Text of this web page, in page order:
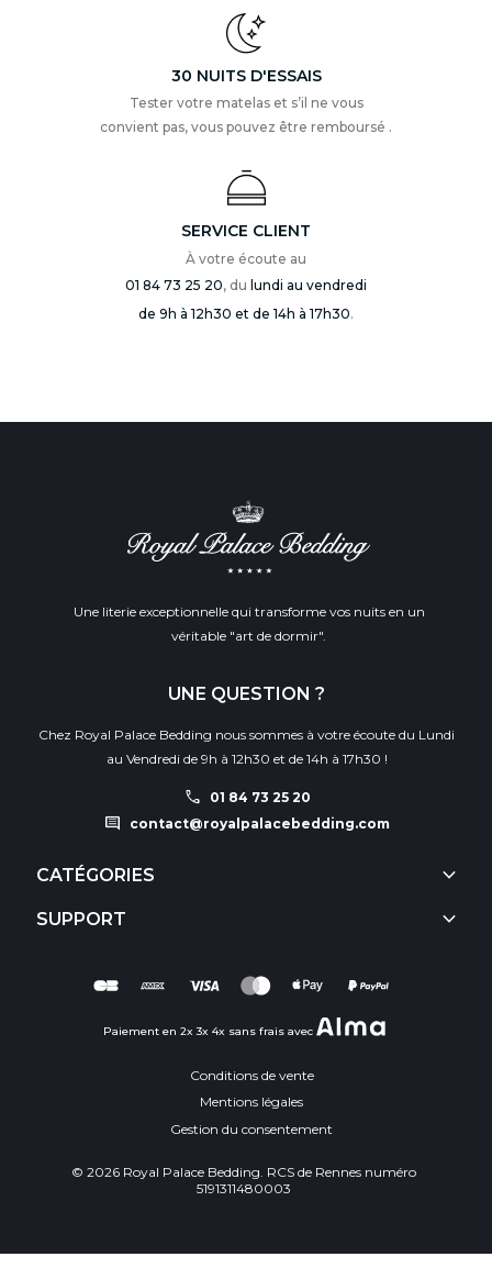
30 NUITS D'ESSAIS
Tester votre matelas et s’il ne vous
convient pas, vous pouvez être remboursé .
SERVICE CLIENT
À votre écoute au
01 84 73 25 20, du lundi au vendredi
de 9h à 12h30 et de 14h à 17h30.
Une literie exceptionnelle qui transforme vos nuits en un
véritable "art de dormir".
UNE QUESTION ?
Chez Royal Palace Bedding nous sommes à votre écoute du Lundi
au Vendredi de 9h à 12h30 et de 14h à 17h30 !
call 01 84 73 25 20
comment contact@royalpalacebedding.com
CATÉGORIES keyboard_arrow_down
SUPPORT keyboard_arrow_down
Paiement en 2x 3x 4x sans frais avec
© 2026 Royal Palace Bedding. RCS de Rennes numéro
5191311480003
Conditions de vente
Mentions légales
Gestion du consentement